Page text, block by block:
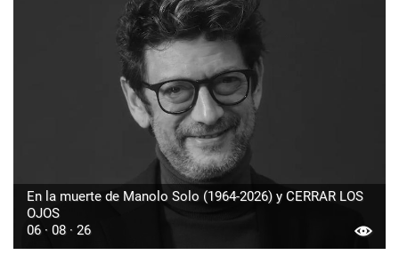
En la muerte de Manolo Solo (1964-2026) y CERRAR LOS
OJOS
06 · 08 · 26